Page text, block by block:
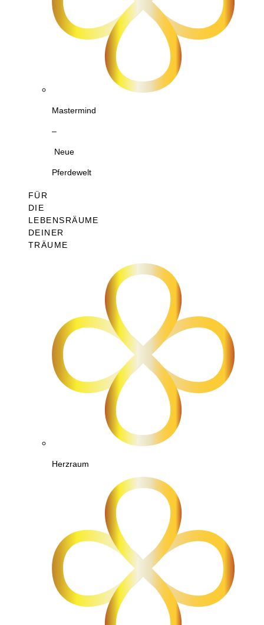
Mastermind
–
Neue
Pferdewelt
FÜR
DIE
LEBENSRÄUME
DEINER
TRÄUME
Herzraum